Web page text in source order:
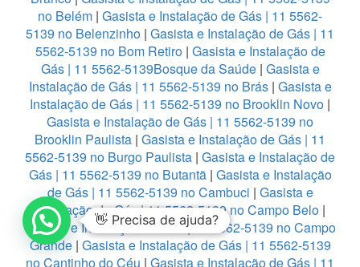
no Belém | Gasista e Instalação de Gás | 11 5562-
5139 no Belenzinho | Gasista e Instalação de Gás | 11
5562-5139 no Bom Retiro| Gasista e Instalação de
Gás | 11 5562-5139Bosque da Saúde| Gasista e
Instalação de Gás | 11 5562-5139 no Brás| Gasista e
Instalação de Gás | 11 5562-5139 no Brooklin Novo |
Gasista e Instalação de Gás | 11 5562-5139 no
Brooklin Paulista | Gasista e Instalação de Gás | 11
5562-5139 no Burgo Paulista | Gasista e Instalação de
Gás | 11 5562-5139 no Butantã| Gasista e Instalação
de Gás | 11 5562-5139 no Cambuci | Gasista e
Instalação de Gás | 11 5562-5139 no Campo Belo |
Gasista e Instalação de Gás | 11 5562-5139 no Campo
Grande| Gasista e Instalação de Gás | 11 5562-5139
no Cantinho do Céu | Gasista e Instalação de Gás | 11
👋 Precisa de ajuda?